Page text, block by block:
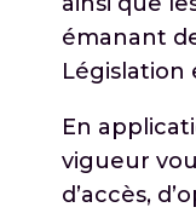
émanant
Législation
En
vigueur
d’accès,